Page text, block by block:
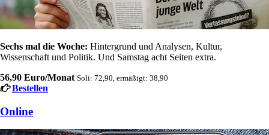
Sechs mal die Woche: Hintergrund und Analysen, Kultur,
Wissenschaft und Politik. Und Samstag acht Seiten extra.
56,90 Euro/Monat Soli: 72,90, ermäßigt: 38,90
Bestellen
Online